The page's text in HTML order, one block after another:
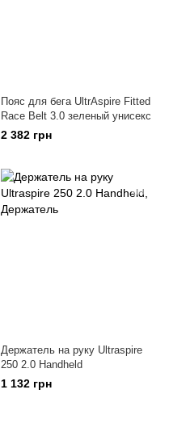
Пояс для бега UltrAspire Fitted
Race Belt 3.0 зеленый унисекс
2 382 грн
Держатель на руку Ultraspire
250 2.0 Handheld
1 132 грн